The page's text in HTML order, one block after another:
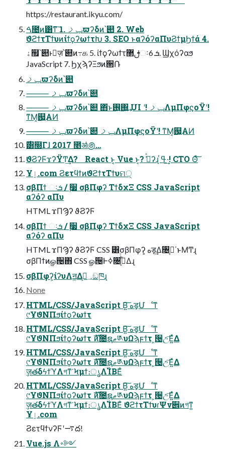
https://restaurant.ikyu.com/
ࠓ೔ͷ͸ͳ͠ 1. ݕࡧϖʔδͷ՝୊ 2. Web
ϑϩϯτΤϯυͷίϯϙʔωϯτԽ 3. SEO ͱαʔόʔαΠυϨϯμϦϯά 4.
ۀ຿՝୊ͱٕज़՝୊ͷ߹க 5. ίϯϙʔωϯτࢦ޲ઃܭ 6. Ϣχόʔαϧ
JavaScript 7. ϦχϡʔΞϧͷ੒Ռ
ݕࡧϖʔδͷ՝୊
⸻ ݕࡧϖʔδͷ՝୊
⸻ ݕࡧϖʔδͷ՝୊ ΋ͬͱ࢖͍΍͍͢ UI ʹ! ݕࡧΛμΠφϛοΫʹ!
ͳΜ͔஗͍ΑͶ
⸻ ݕࡧϖʔδͷ՝୊ ݕࡧΛμΠφϛοΫʹ! ͳΜ͔஗͍ΑͶ
࣌͸໭Γɺ 2017 ೥ॳ಄…
ϑϨʔϜϫʔΫͲ͏͢Δ? React ͱ͔ Vue ͱ͔? ߟ͑ͯʔɻ ߟ͑·͢! CTO Θͨ͠
Ұٳ.com ϨετϥϯͷϑϩϯτΤϯυମ੍
σβΠϯ ઃܭ / ࣮૷ σβΠφʔ ΤϯδχΞ CSS JavaScript
αʔόʔ αΠυ
HTML ϫΠϠʔ ϑϨʔϜ
σβΠϯ ઃܭ / ࣮૷ σβΠφʔ ΤϯδχΞ CSS JavaScript
αʔόʔ αΠυ
HTML ϫΠϠʔ ϑϨʔϜ CSS ͸࣮࣭σβΠφʔ͕ هड़͢Δ৔߹͕΄ͱΜͲɻ
σβΠϯͷௐ੔΋ CSS ௐ੔Ͱߦ͏৔߹͕͋Δɻ
σβΠφʔ͕ίʔυΛॻ͚Δ؀ڥ͕ඞཁɻ
None
HTML/CSS/JavaScript Β͍͠ هड़͕Մೳͳ
୯ҰϑΝΠϧίϯϙʔωϯτ
HTML/CSS/JavaScript Β͍͠ هड़͕Մೳͳ
୯ҰϑΝΠϧίϯϙʔωϯτ ެࣜͷ೔ຊޠ༁υΩϡϝϯτ ͕੔උ͞Ε͍ͯΔ
HTML/CSS/JavaScript Β͍͠ هड़͕Մೳͳ
୯ҰϑΝΠϧίϯϙʔωϯτ ެࣜͷ೔ຊޠ༁υΩϡϝϯτ ͕੔උ͞Ε͍ͯΔ
ٕज़తδϟϯϓΛগͳ͘ Ϟμϯ։ൃΛ࢝ΊΒΕͦ͏
HTML/CSS/JavaScript Β͍͠ هड़͕Մೳͳ
୯ҰϑΝΠϧίϯϙʔωϯτ ެࣜͷ೔ຊޠ༁υΩϡϝϯτ ͕੔උ͞Ε͍ͯΔ
ٕज़తδϟϯϓΛগͳ͘ Ϟμϯ։ൃΛ࢝ΊΒΕͦ͏ ϑϩϯτΤϯυɾΨν੎ͷগͳ͍
Ұٳ.com
ϨετϥϯνʔϜʹ࠷ద!
Vue.js Λ࠾༻